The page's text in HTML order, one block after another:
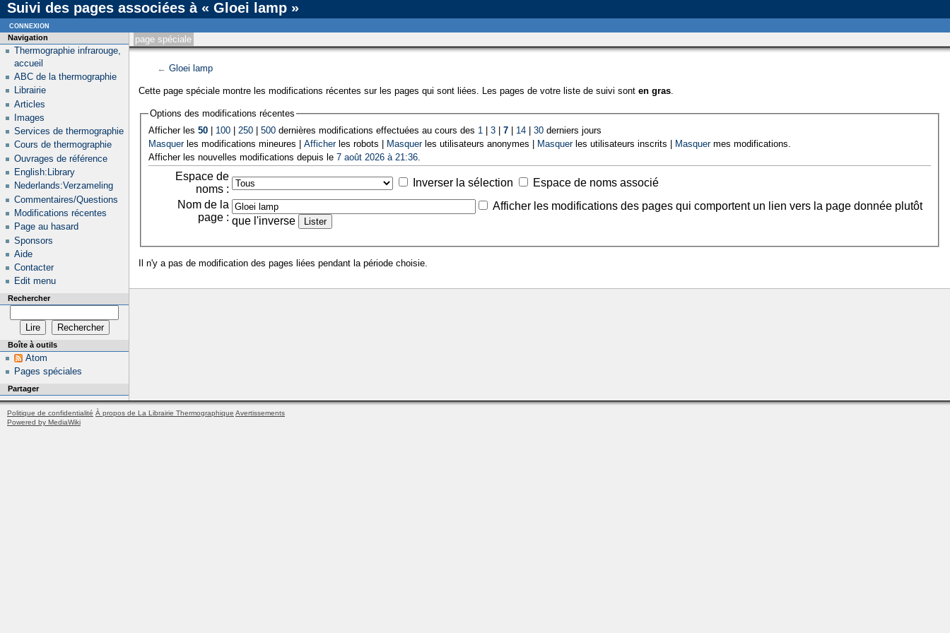
Suivi des pages associées à « Gloei lamp »
page spéciale
← Gloei lamp
Cette page spéciale montre les modifications récentes sur les pages qui sont liées. Les pages de votre liste de suivi sont en gras.
Options des modifications récentes
Afficher les 50| 100| 250| 500dernières modifications effectuées au cours des 1 | 3| 7| 14| 30derniers jours
Masquerles modifications mineures | Afficherles robots | Masquerles utilisateurs anonymes | Masquerles utilisateurs inscrits | Masquermes modifications.
Afficher les nouvelles modifications depuis le 7 août 2026 à 21:36.
Espace de
noms :
Inverser la sélection
Espace de noms associé
Nom de la
page :
Afficher les modifications des pages qui comportent un lien vers la page donnée plutôt
que l'inverse
Il n'y a pas de modification des pages liées pendant la période choisie.
Navigation
Thermographie infrarouge,
accueil
ABC de la thermographie
Librairie
Articles
Images
Services de thermographie
Cours de thermographie
Ouvrages de référence
English:Library
Nederlands:Verzameling
Commentaires/Questions
Modifications récentes
Page au hasard
Sponsors
Aide
Contacter
Edit menu
Rechercher
Boîte à outils
Atom
Pages spéciales
Partager
connexion
Politique de confidentialité À propos de La Librairie Thermographique Avertissements
Powered by MediaWiki